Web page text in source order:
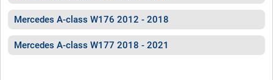
Mercedes A-class W176 2012 - 2018
Mercedes A-class W177 2018 - 2021